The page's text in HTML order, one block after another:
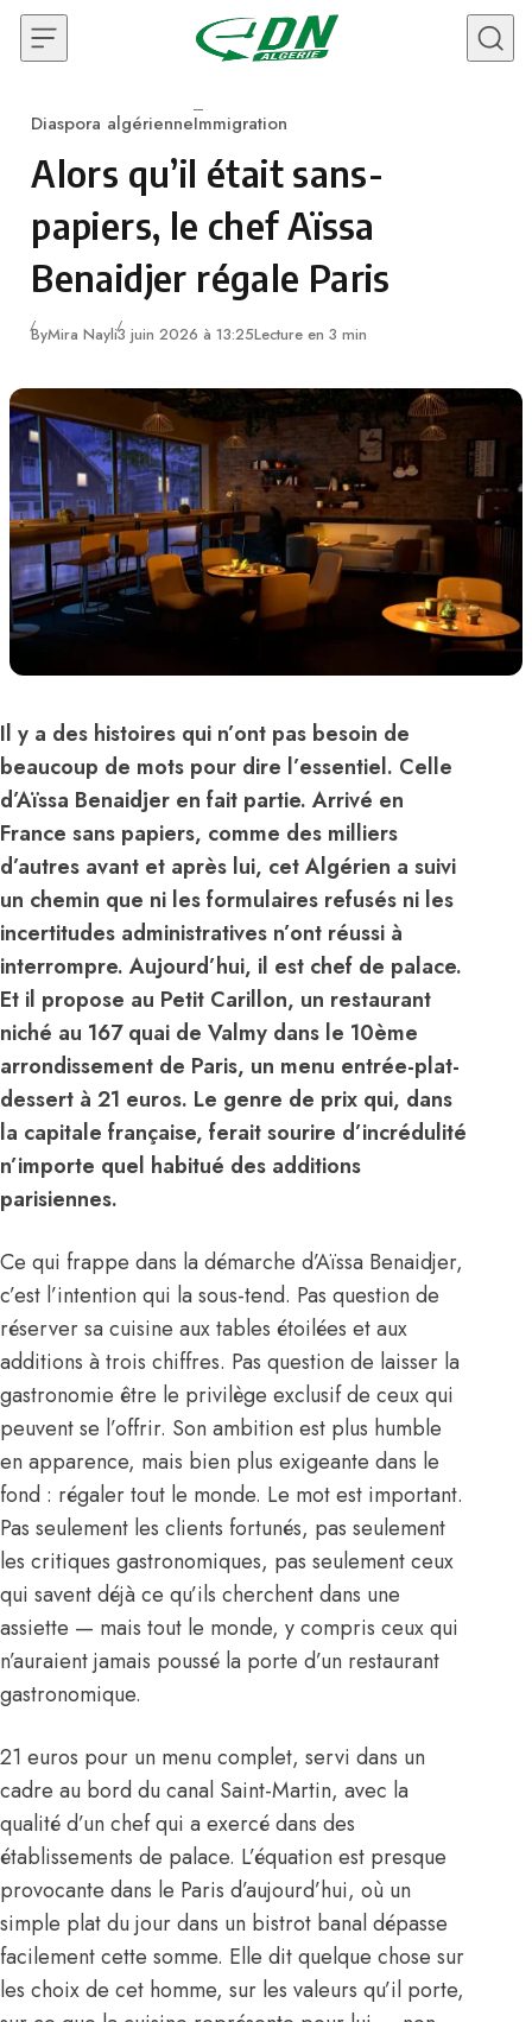
Skip to content
Category
Diaspora algérienneImmigration
Alors qu’il était sans-
papiers, le chef Aïssa
Benaidjer régale Paris
ByMira Nayli3 juin 2026 à 13:25Lecture en 3 min
Il y a des histoires qui n’ont pas besoin de
beaucoup de mots pour dire l’essentiel. Celle
d’Aïssa Benaidjer en fait partie. Arrivé en
France sans papiers, comme des milliers
d’autres avant et après lui, cet Algérien a suivi
un chemin que ni les formulaires refusés ni les
incertitudes administratives n’ont réussi à
interrompre. Aujourd’hui, il est chef de palace.
Et il propose au Petit Carillon, un restaurant
niché au 167 quai de Valmy dans le 10ème
arrondissement de Paris, un menu entrée-plat-
dessert à 21 euros. Le genre de prix qui, dans
la capitale française, ferait sourire d’incrédulité
n’importe quel habitué des additions
parisiennes.
Ce qui frappe dans la démarche d’Aïssa Benaidjer,
c’est l’intention qui la sous-tend. Pas question de
réserver sa cuisine aux tables étoilées et aux
additions à trois chiffres. Pas question de laisser la
gastronomie être le privilège exclusif de ceux qui
peuvent se l’offrir. Son ambition est plus humble
en apparence, mais bien plus exigeante dans le
fond : régaler tout le monde. Le mot est important.
Pas seulement les clients fortunés, pas seulement
les critiques gastronomiques, pas seulement ceux
qui savent déjà ce qu’ils cherchent dans une
assiette — mais tout le monde, y compris ceux qui
n’auraient jamais poussé la porte d’un restaurant
gastronomique.
21 euros pour un menu complet, servi dans un
cadre au bord du canal Saint-Martin, avec la
qualité d’un chef qui a exercé dans des
établissements de palace. L’équation est presque
provocante dans le Paris d’aujourd’hui, où un
simple plat du jour dans un bistrot banal dépasse
facilement cette somme. Elle dit quelque chose sur
les choix de cet homme, sur les valeurs qu’il porte,